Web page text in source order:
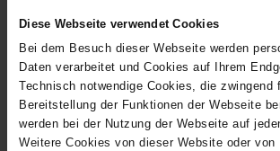
Diese Webseite verwendet Cookies
Bei dem Besuch dieser Webseite werden
Daten verarbeitet und Cookies auf Ihrem
Technisch notwendige Cookies, die zwingend
Bereitstellung der Funktionen der Webseite
werden bei der Nutzung der Webseite auf
Weitere Cookies von dieser Website oder von
Das Gelände am Berggarten in Siershahn
Mitarbeiterinnen und Mitarbeitern der
Standort der Steuler-Gruppe im
Geschäftsleitung, Verwaltung und Vertrieb
Sparte sind hier ebenso beheimatet wie
Beschichtungssysteme und